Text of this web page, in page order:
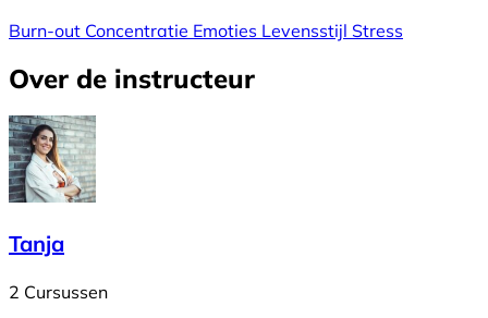
Burn-out Concentratie Emoties Levensstijl Stress
Over de instructeur
Tanja
2 Cursussen